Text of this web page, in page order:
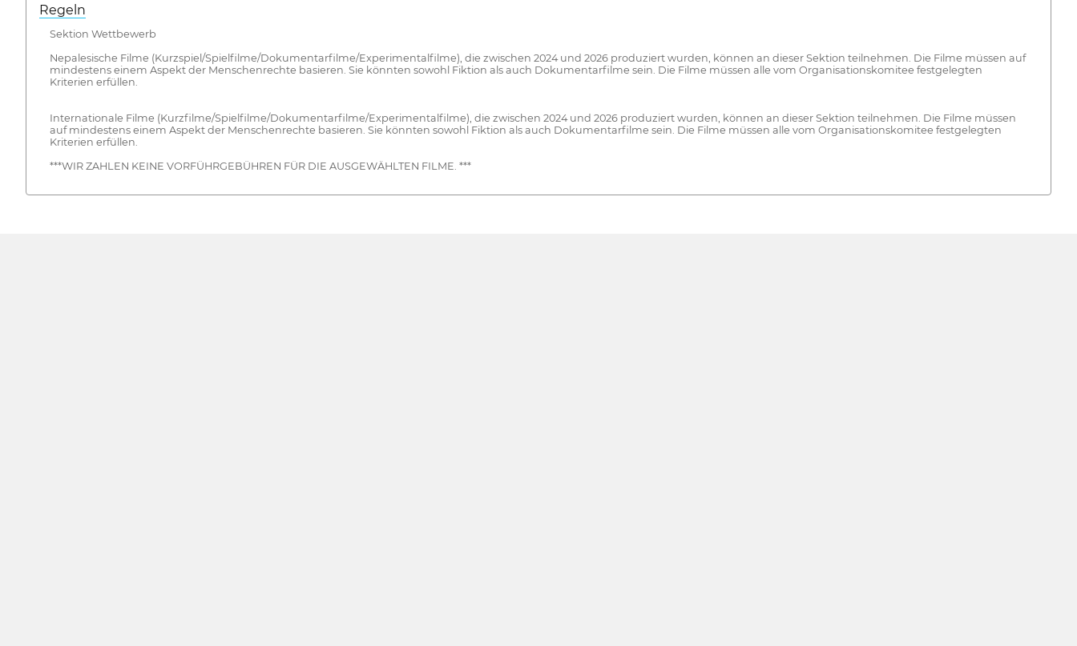
Regeln
Sektion Wettbewerb
Nepalesische Filme (Kurzspiel/Spielfilme/Dokumentarfilme/Experimentalfilme), die zwischen 2024 und 2026 produziert wurden, können an dieser Sektion teilnehmen. Die Filme müssen auf
mindestens einem Aspekt der Menschenrechte basieren. Sie könnten sowohl Fiktion als auch Dokumentarfilme sein. Die Filme müssen alle vom Organisationskomitee festgelegten
Kriterien erfüllen.
Internationale Filme (Kurzfilme/Spielfilme/Dokumentarfilme/Experimentalfilme), die zwischen 2024 und 2026 produziert wurden, können an dieser Sektion teilnehmen. Die Filme müssen
auf mindestens einem Aspekt der Menschenrechte basieren. Sie könnten sowohl Fiktion als auch Dokumentarfilme sein. Die Filme müssen alle vom Organisationskomitee festgelegten
Kriterien erfüllen.
***WIR ZAHLEN KEINE VORFÜHRGEBÜHREN FÜR DIE AUSGEWÄHLTEN FILME. ***